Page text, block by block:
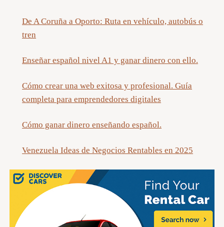
De A Coruña a Oporto: Ruta en vehículo, autobús o
tren
Enseñar español nivel A1 y ganar dinero con ello.
Cómo crear una web exitosa y profesional. Guía
completa para emprendedores digitales
Cómo ganar dinero enseñando español.
Venezuela Ideas de Negocios Rentables en 2025